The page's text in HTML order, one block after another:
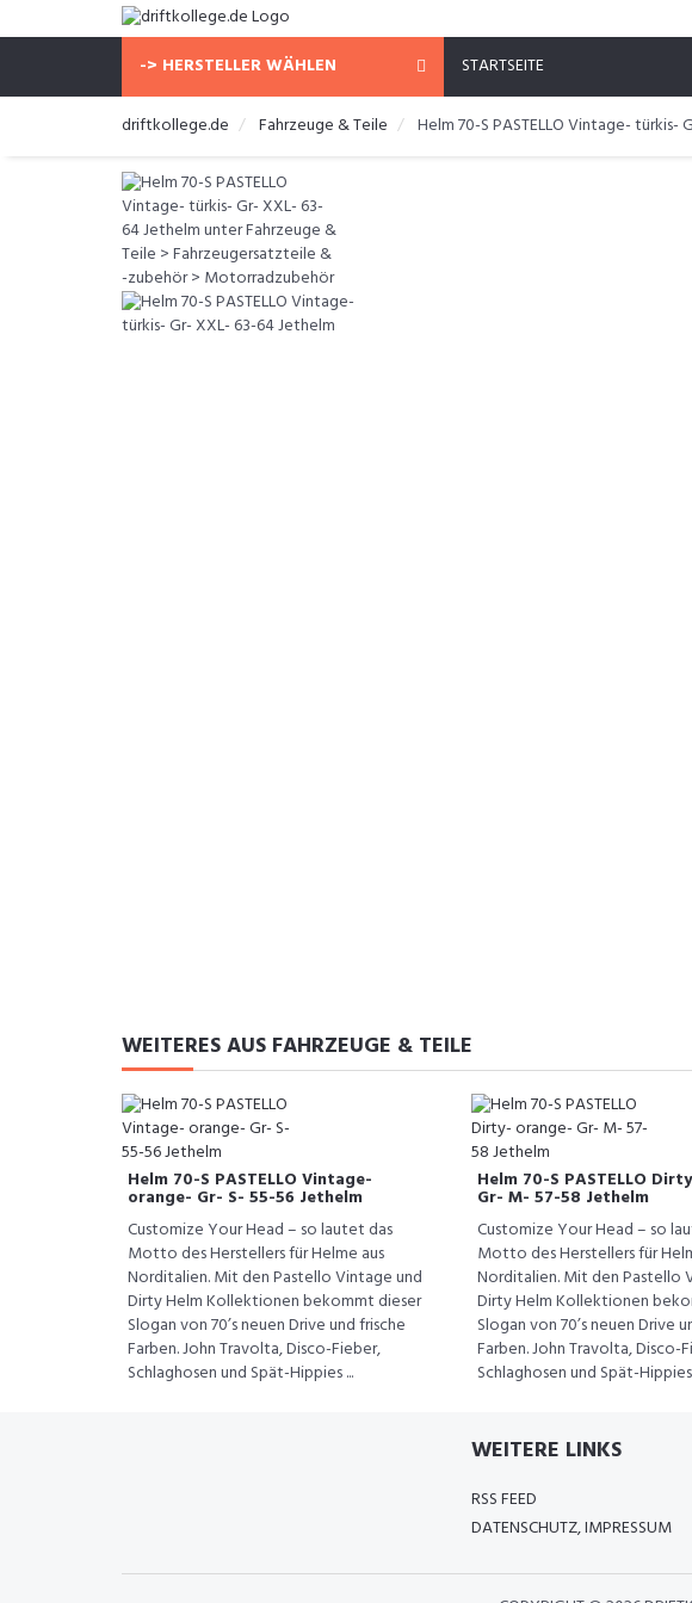
-> HERSTELLER WÄHLEN STARTSEITE
driftkollege.de Fahrzeuge & Teile Helm 70-S PASTELLO Vintage- türkis-
WEITERES AUS FAHRZEUGE & TEILE
Helm 70-S PASTELLO Vintage-
orange- Gr- S- 55-56 Jethelm
Customize Your Head – so lautet das
Motto des Herstellers für Helme aus
Norditalien. Mit den Pastello Vintage und
Dirty Helm Kollektionen bekommt dieser
Slogan von 70’s neuen Drive und frische
Farben. John Travolta, Disco-Fieber,
Schlaghosen und Spät-Hippies ...
Helm 70-S PASTELLO
Gr- M- 57-58 Jethelm
Customize Your Head – so
Motto des Herstellers für
Norditalien. Mit den Pastello
Dirty Helm Kollektionen
Slogan von 70’s neuen Drive
Farben. John Travolta, Disco-
Schlaghosen und Spät-Hippies
WEITERE LINKS
RSS FEED
DATENSCHUTZ, IMPRESSUM